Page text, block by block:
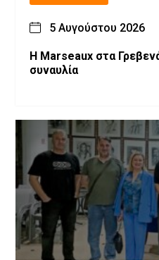
5 Αυγούστου 2026
Η Marseaux στα
συναυλία